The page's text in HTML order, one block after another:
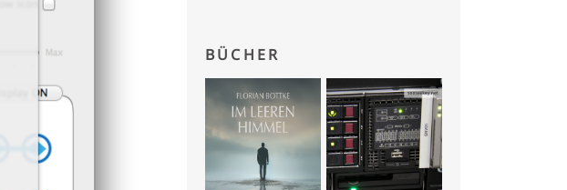
BÜCHER